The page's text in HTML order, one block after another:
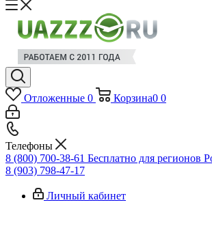
Отложенные 0 Корзина0 0
Телефоны
8 (800) 700-38-61 Бесплатно для регионов
8 (903) 798-47-17
Личный кабинет